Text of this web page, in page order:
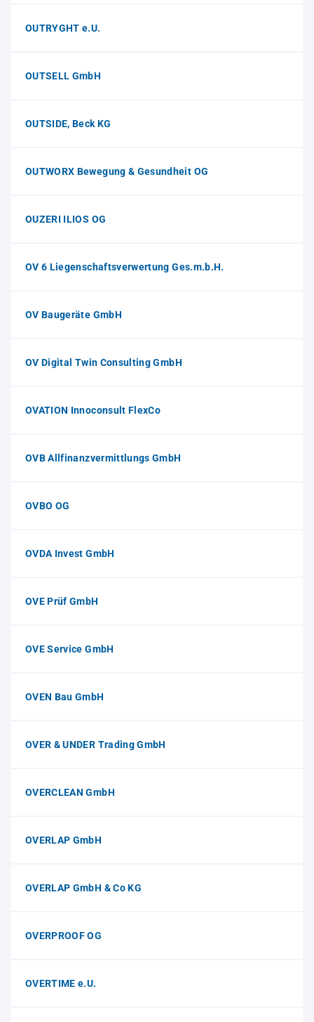
OUTRYGHT e.U.
OUTSELL GmbH
OUTSIDE, Beck KG
OUTWORX Bewegung & Gesundheit OG
OUZERI ILIOS OG
OV 6 Liegenschaftsverwertung Ges.m.b.H.
OV Baugeräte GmbH
OV Digital Twin Consulting GmbH
OVATION Innoconsult FlexCo
OVB Allfinanzvermittlungs GmbH
OVBO OG
OVDA Invest GmbH
OVE Prüf GmbH
OVE Service GmbH
OVEN Bau GmbH
OVER & UNDER Trading GmbH
OVERCLEAN GmbH
OVERLAP GmbH
OVERLAP GmbH & Co KG
OVERPROOF OG
OVERTIME e.U.